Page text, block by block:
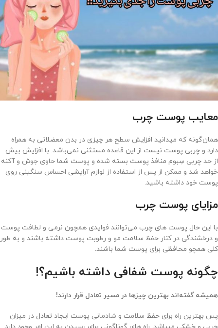
معایب پوست چرب
همان‌گونه که میدانید افزایش سطح هر چیزی در بدن معضلاتی به همراه
دارد و چربی پوست نیست از این قاعده مستثنی نمی‌باشد. با افزایش بیش‌
از حد چربی سِبوم منافذ پوست بسته شده و پوست شما حاوی جوش و آکنه
خواهد شد و ممکن از پس از استفاده از لوازم آرایشی احساس سنگینی روی
پوست خود داشته باشید.
مزایای پوست چرب
با این حال پوست های چرب می‌توانند فوایدی همچون نرمی و لطافت پوست
و درخشندگی در کنار حفظ سلامت مو و رطوبت پوست داشته باشند و به طور
کلی همچو محافظی برای پوست شما باشند.
چگونه پوست شفافی داشته باشیم؟!
همیشه گفته‌اند بهترین چیز‌ها در مسیر تعادل قرار دارند!
پس بهترین راه برای حفظ سلامت و شادمانی پوست ایجاد تعادل در میزان